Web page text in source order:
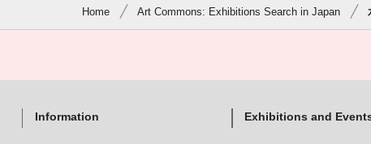
Home Art Commons: Exhibitions Search in Japan
Information Exhibitions and